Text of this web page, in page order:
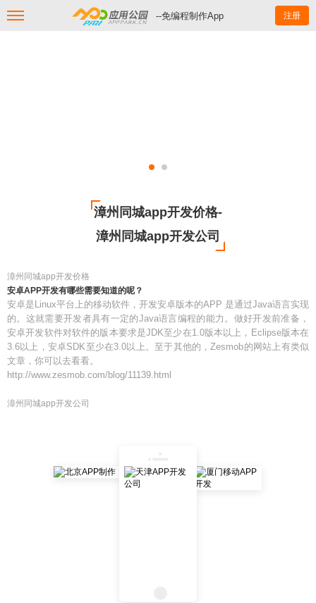
--免编程制作App 注册
漳州同城app开发价格-
漳州同城app开发公司
漳州同城app开发价格
安卓APP开发有哪些需要知道的呢？
安卓是Linux平台上的移动软件，开发安卓版本的APP 是通过Java语言实现
的。这就需要开发者具有一定的Java语言编程的能力。做好开发前准备，
安卓开发软件对软件的版本要求是JDK至少在1.0版本以上，Eclipse版本在
3.6以上，安卓SDK至少在3.0以上。至于其他的，Zesmob的网站上有类似
文章，你可以去看看。
http://www.zesmob.com/blog/11139.html
漳州同城app开发公司